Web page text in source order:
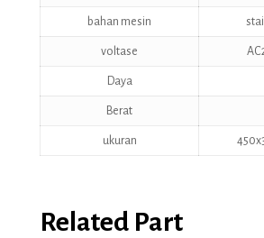
bahan mesin
voltase
Daya
Berat
ukuran
Related Part